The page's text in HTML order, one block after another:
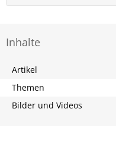
Inhalte
Artikel
Themen
Bilder und Videos